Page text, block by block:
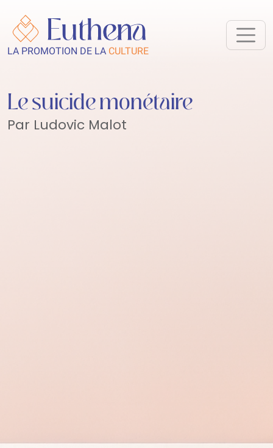
LA PROMOTION DE LA CULTURE
Le suicide monétaire
Par Ludovic Malot